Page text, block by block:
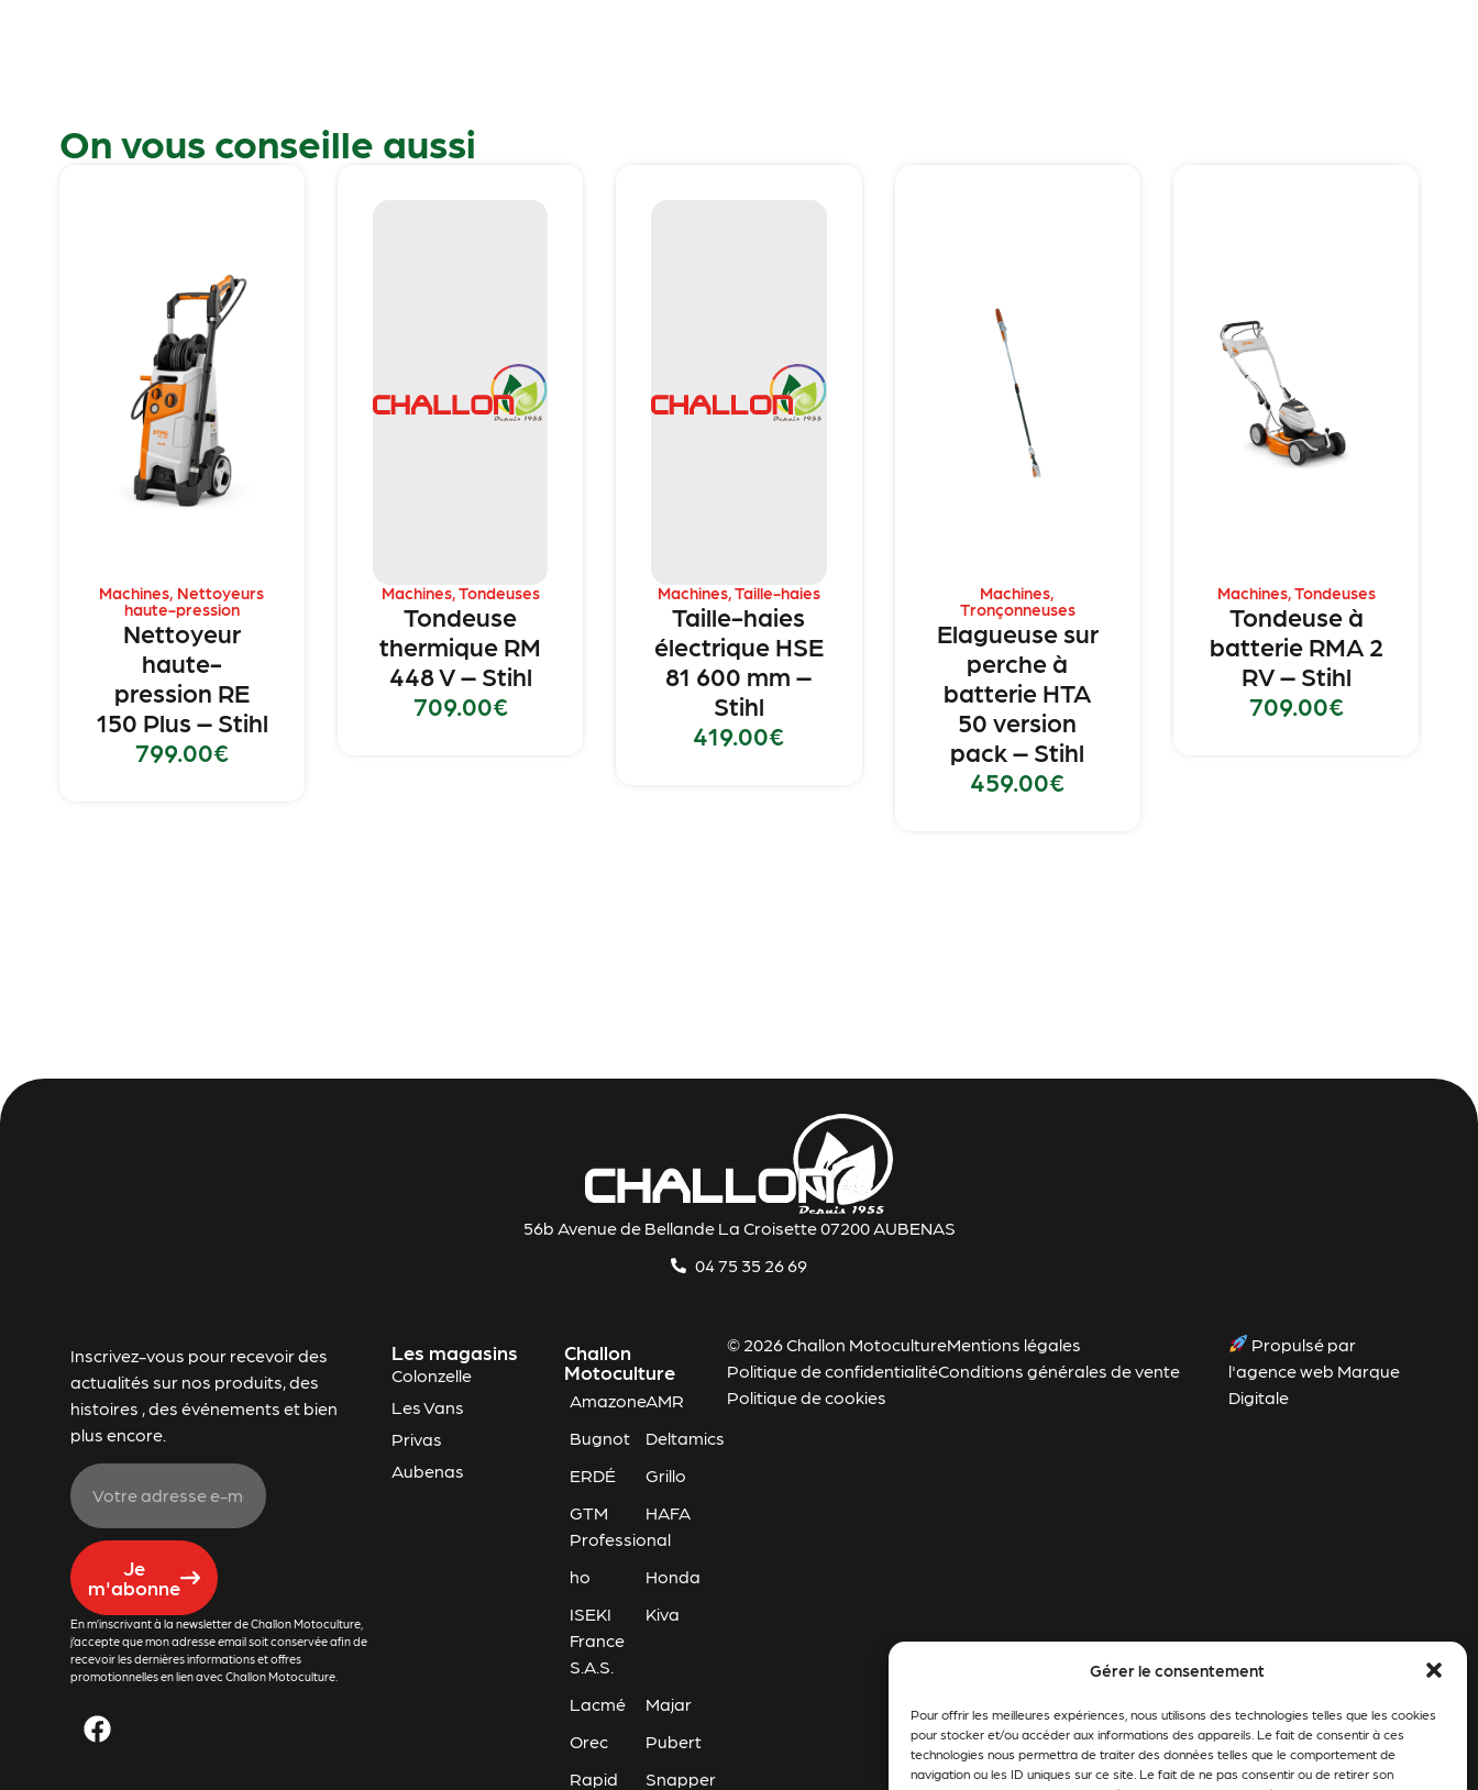
Gérer le consentement
Pour offrir les meilleures expériences, nous utilisons des technologies telles que les cookies
pour stocker et/ou accéder aux informations des appareils. Le fait de consentir à ces
technologies nous permettra de traiter des données telles que le comportement de
navigation ou les ID uniques sur ce site. Le fait de ne pas consentir ou de retirer son
On vous conseille aussi
Machines, Nettoyeurs
haute-pression
Nettoyeur
haute-
pression RE
150 Plus – Stihl
799.00€
Machines,Tondeuses
Tondeuse
thermique RM
448 V – Stihl
709.00€
Machines,Taille-haies
Taille-haies
électrique HSE
81 600 mm –
Stihl
419.00€
Machines,
Tronçonneuses
Elagueuse sur
perche à
batterie HTA
50 version
pack – Stihl
459.00€
Machines,Tondeuses
Tondeuse à
batterie RMA 2
RV – Stihl
709.00€
56b Avenue de Bellande La Croisette 07200 AUBENAS
04 75 35 26 69
Inscrivez-vous pour recevoir des
actualités sur nos produits, des
histoires , des événements et bien
plus encore.
Je
m'abonne
En m’inscrivant à la newsletter de Challon Motoculture,
j’accepte que mon adresse email soit conservée afin de
recevoir les dernières informations et offres
promotionnelles en lien avec Challon Motoculture.
Les magasins
Colonzelle
Les Vans
Privas
Aubenas
Challon
Motoculture
AmazoneAMR
Bugnot
Deltamics
ERDÉ
Grillo
GTM
Professional
HAFA
ho
Honda
ISEKI
France
S.A.S.
Kiva
Lacmé
Majar
Orec
Pubert
Rapid
Snapper
© 2026 Challon MotocultureMentions légales
Politique de confidentialitéConditions générales de vente
Politique de cookies
Propulsé par
l'agence web Marque
Digitale